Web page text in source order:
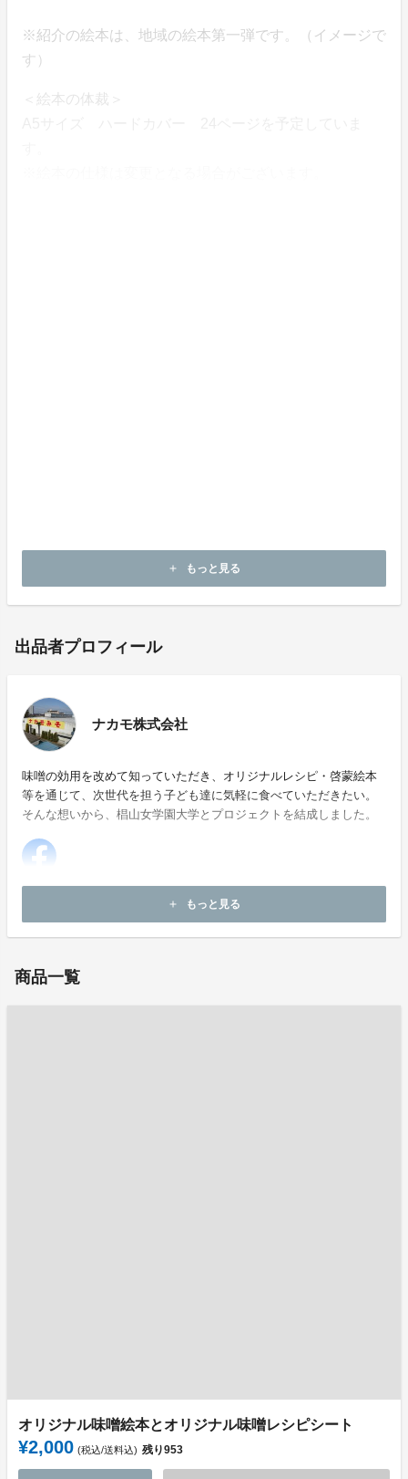
※紹介の絵本は、地域の絵本第一弾です。（イメージで
す）
＜絵本の体裁＞
add もっと見る
出品者プロフィール
ナカモ株式会社
味噌の効用を改めて知っていただき、オリジナルレシピ・啓蒙絵本
等を通じて、次世代を担う子ども達に気軽に食べていただきたい。
そんな想いから、椙山女学園大学とプロジェクトを結成しました。
add もっと見る
商品一覧
オリジナル味噌絵本とオリジナル味噌レシピシート
¥2,000 (税込/送料込) 残り953